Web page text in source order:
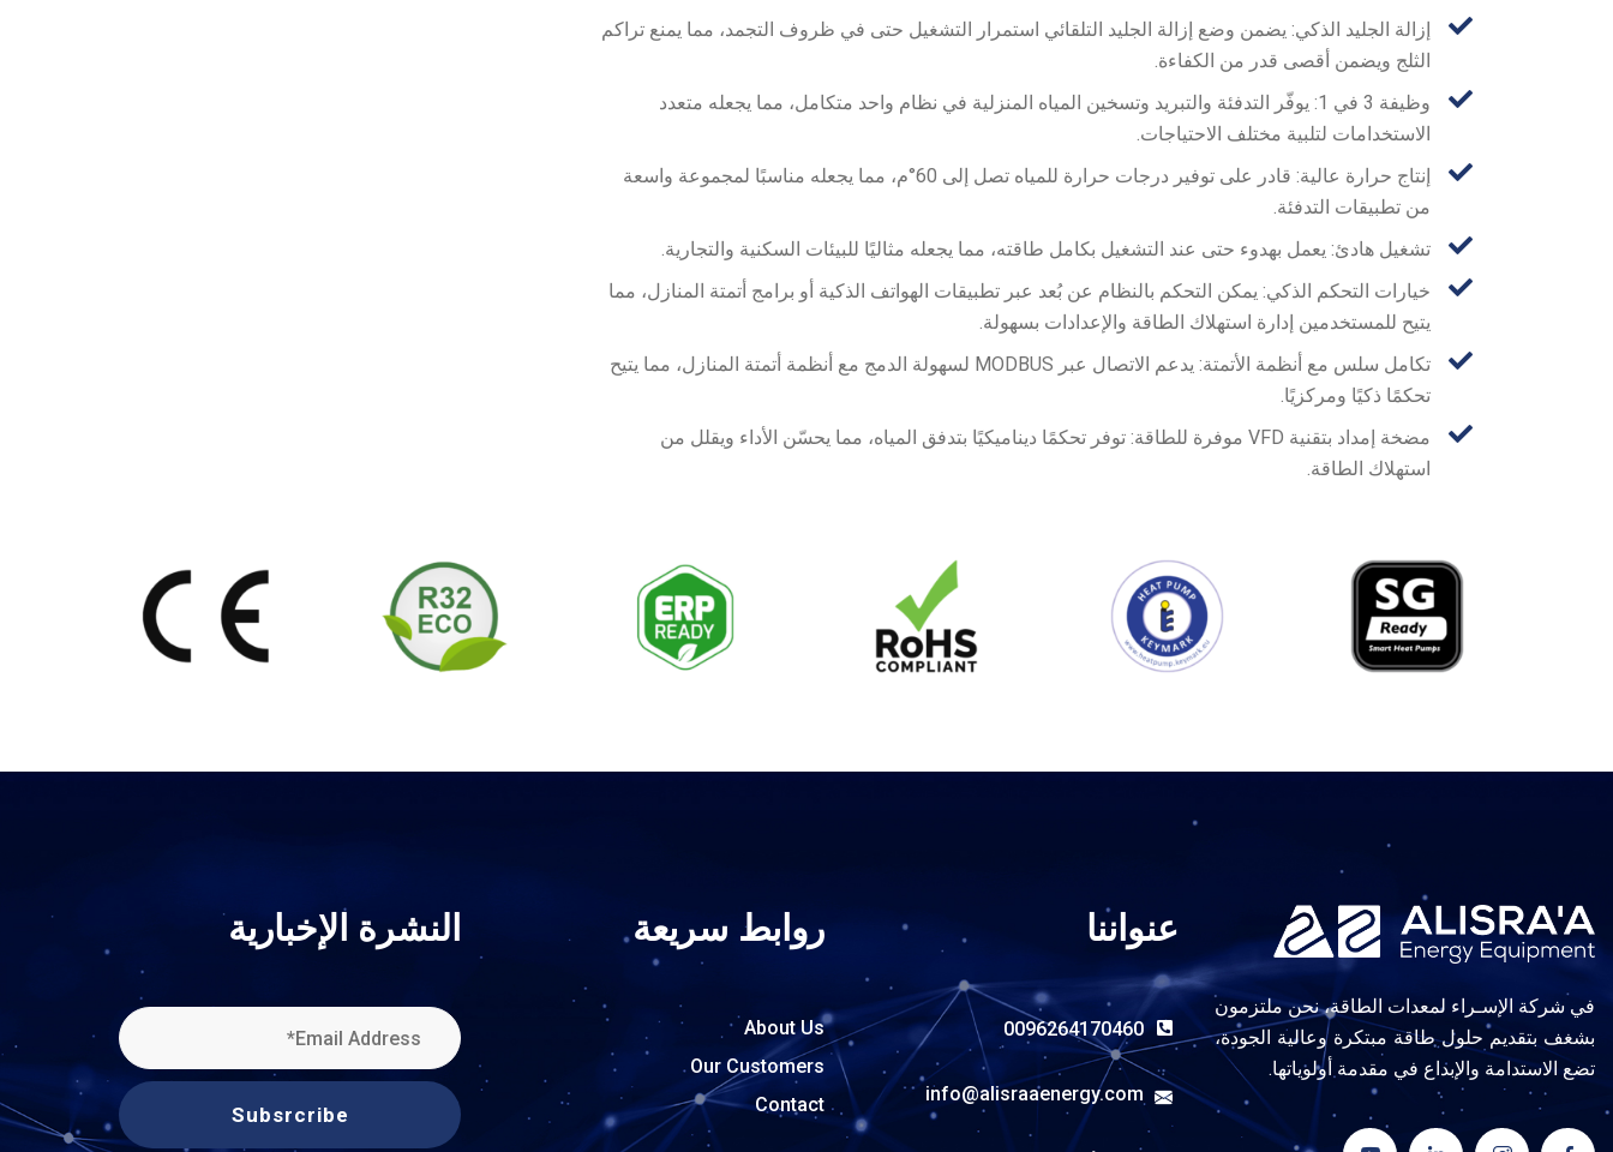
إزالة الجليد الذكي: يضمن وضع إزالة الجليد التلقائي استمرار التشغيل حتى في ظروف التجمد، مما يمنع تراكم
الثلج ويضمن أقصى قدر من الكفاءة.
وظيفة 3 في 1: يوفّر التدفئة والتبريد وتسخين المياه المنزلية في نظام واحد متكامل، مما يجعله متعدد
الاستخدامات لتلبية مختلف الاحتياجات.
إنتاج حرارة عالية: قادر على توفير درجات حرارة للمياه تصل إلى 60°م، مما يجعله مناسبًا لمجموعة واسعة
من تطبيقات التدفئة.
تشغيل هادئ: يعمل بهدوء حتى عند التشغيل بكامل طاقته، مما يجعله مثاليًا للبيئات السكنية والتجارية.
خيارات التحكم الذكي: يمكن التحكم بالنظام عن بُعد عبر تطبيقات الهواتف الذكية أو برامج أتمتة المنازل، مما
يتيح للمستخدمين إدارة استهلاك الطاقة والإعدادات بسهولة.
تكامل سلس مع أنظمة الأتمتة: يدعم الاتصال عبر MODBUS لسهولة الدمج مع أنظمة أتمتة المنازل، مما يتيح
تحكمًا ذكيًا ومركزيًا.
مضخة إمداد بتقنية VFD موفرة للطاقة: توفر تحكمًا ديناميكيًا بتدفق المياه، مما يحسّن الأداء ويقلل من
استهلاك الطاقة.
في شركة الإسـراء لمعدات الطاقة، نحن ملتزمون
بشغف بتقديم حلول طاقة مبتكرة وعالية الجودة،
تضع الاستدامة والإبداع في مقدمة أولوياتها.
عنواننا
0096264170460
info@alisraaenergy.com
روابط سريعة
About Us
Our Customers
Contact
النشرة الإخبارية
Subsrcribe